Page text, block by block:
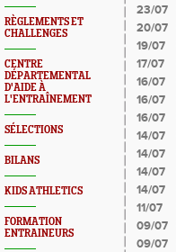
RÈGLEMENTS ET
CHALLENGES
CENTRE
DÉPARTEMENTAL
D'AIDE À
L'ENTRAÎNEMENT
SÉLECTIONS
BILANS
KIDS ATHLETICS
FORMATION
ENTRAINEURS
23/07
20/07
19/07
17/07
16/07
16/07
16/07
14/07
14/07
14/07
14/07
11/07
09/07
09/07